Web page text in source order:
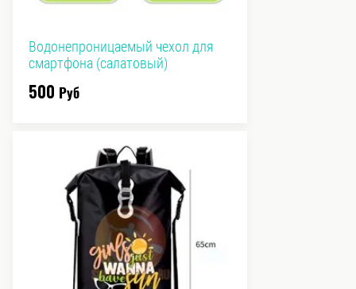
Водонепроницаемый чехол для
смартфона (салатовый)
500 Руб